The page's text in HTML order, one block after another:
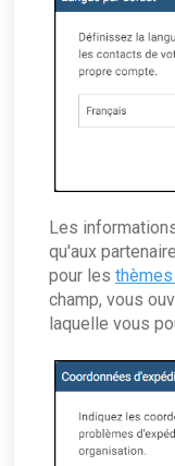
Les
qu'aux
pour les
champ, vous
laquelle vous